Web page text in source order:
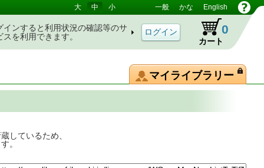
大 中 小 一般 かな English
インすると利用状況の確認等のサ
スを利用できます。
カート
0
マイライブラリー
しているため、
。